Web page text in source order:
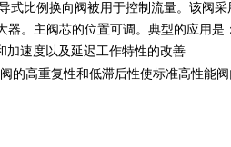
式比例换向阀被用于控制流量。该阀
器。主阀芯的位置可调。典型的应用是
加速度以及延迟工作特性的改善
的高重复性和低滞后性使标准高性能